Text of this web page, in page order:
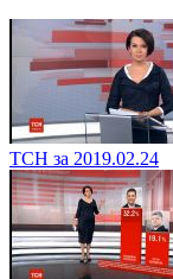
ТСН за 2019.02.24